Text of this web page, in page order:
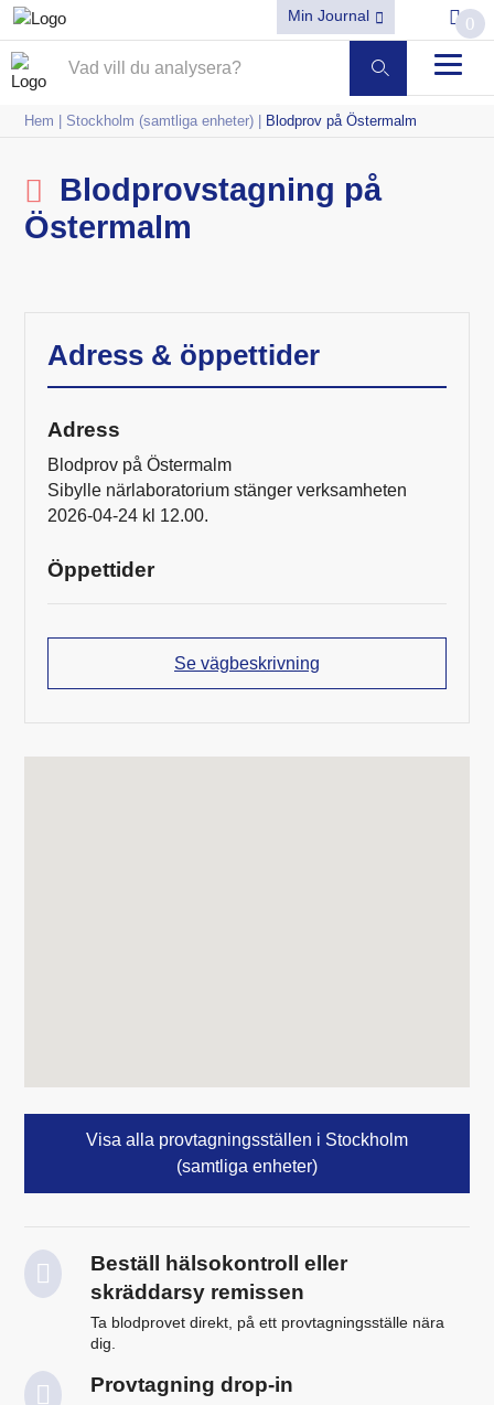
Min Journal 0
Hem | Stockholm (samtliga enheter) | Blodprov på Östermalm
Blodprovstagning på
Östermalm
Adress & öppettider
Adress
Blodprov på Östermalm
Sibylle närlaboratorium stänger verksamheten
2026-04-24 kl 12.00.
Öppettider
Se vägbeskrivning
Visa alla provtagningsställen i Stockholm
(samtliga enheter)
Beställ hälsokontroll eller
skräddarsy remissen
Ta blodprovet direkt, på ett provtagningsställe nära
dig.
Provtagning drop-in